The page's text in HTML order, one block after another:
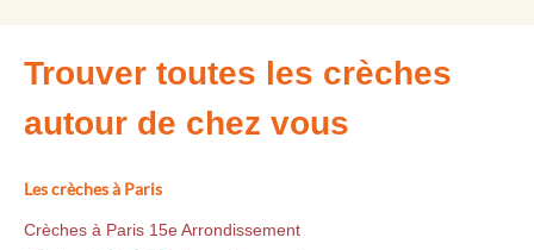
Trouver toutes les crèches
autour de chez vous
Les crèches à Paris
Crèches à Paris 15e Arrondissement